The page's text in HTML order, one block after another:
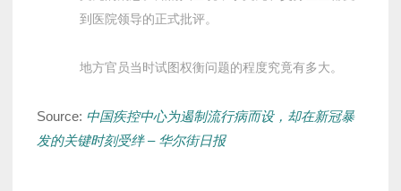
到医院领导的正式批评。
地方官员当时试图权衡问题的程度究竟有多大。
Source: 中国疾控中心为遏制流行病而设，却在新冠暴
发的关键时刻受绊 – 华尔街日报